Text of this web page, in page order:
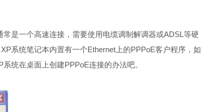
是一个高速连接，需要使用电缆调制解调器或ADSL等硬
系统笔记本内置有一个Ethernet上的PPPoE客户程序，如
统在桌面上创建PPPoE连接的办法吧。